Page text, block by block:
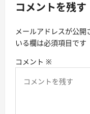
シ
ン
コメントを残す
メールアドレスが公開
いる欄は必須項目です
コメント ※